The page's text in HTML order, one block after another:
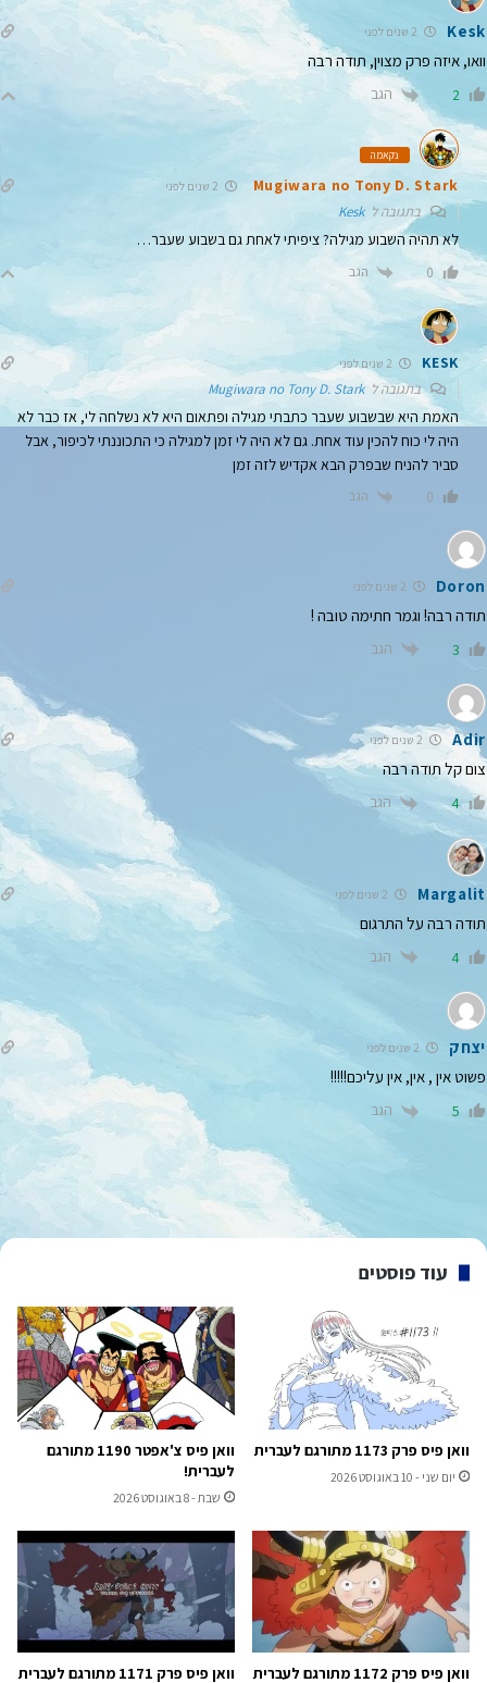
Kesk
וואו, איזה פרק מצוין, תודה רבה
2 הגב
נקאמה
Mugiwara no Tony D. Stark
בתגובה לKesk
לא תהיה השבוע מגילה? ציפיתי לאחת גם בשבוע שעבר…
0 הגב
KESK
בתגובה לMugiwara no Tony D. Stark
האמת היא שבשבוע שעבר כתבתי מגילה ופתאום היא לא נשלחה לי, אז כבר לא
היה לי כוח להכין עוד אחת. גם לא היה לי זמן למגילה כי התכוננתי לכיפור, אבל
סביר להניח שבפרק הבא אקדיש לזה זמן
0 הגב
Doron
תודה רבה! וגמר חתימה טובה !
3 הגב
Adir
צום קל תודה רבה
4 הגב
Margalit
תודה רבה על התרגום
4 הגב
יצחק
פשוט אין , אין, אין עליכם!!!!!
5 הגב
עוד פוסטים
וואן פיס פרק 1173 מתורגם לעברית
יום שני - 10 באוגוסט 2026
וואן פיס צ'אפטר 1190 מתורגם
לעברית!
שבת - 8 באוגוסט 2026
וואן פיס פרק 1172 מתורגם לעברית
וואן פיס פרק 1171 מתורגם לעברית